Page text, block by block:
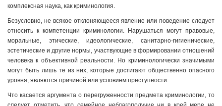
комплексная наука, как криминология.
Безусловно, не всякое отклоняющееся явление или поведение следует
относить к компетенции криминологии. Нарушаться могут правовые,
моральные, этические, идеологические, санитарно-гигиенические,
эстетические и другие нормы, участвующие в формировании отношений
человека к объективной реальности. Но криминологически значимыми
могут быть лишь те из них, которые достигают общественно опасного
уровня, являются причиной или условием преступности.
Что касается аргумента о перегруженности предмета криминологии, то